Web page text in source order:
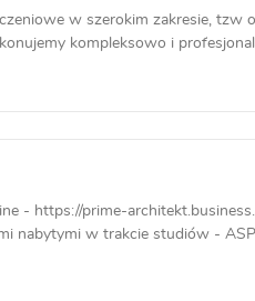
w szerokim zakresie, tzw
kompleksowo i
- https://prime-
nabytymi w trakcie studiów -